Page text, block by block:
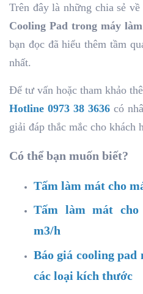
Trên đây là những chia sẻ
Cooling Pad trong máy
bạn đọc đã hiểu thêm tầm
nhất.
Để tư vấn hoặc tham khảo
Hotline 0973 38 3636 có
giải đáp thắc mắc cho khách
Có thể bạn muốn biết?
Tấm làm mát cho
Tấm làm mát cho
m3/h
Báo giá cooling
các loại kích thước